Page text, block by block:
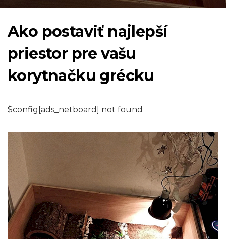
Ako postaviť najlepší
priestor pre vašu
korytnačku grécku
$config[ads_netboard] not found